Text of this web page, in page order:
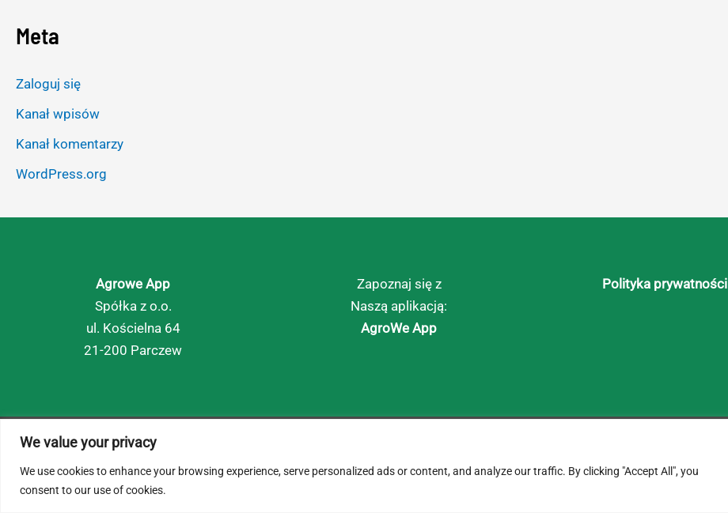
We value your privacy
We use cookies to enhance your browsing experience, serve personalized ads or content, and analyze our traffic. By clicking "Accept All", you
consent to our use of cookies.
Meta
Zaloguj się
Kanał wpisów
Kanał komentarzy
WordPress.org
Agrowe App
Spółka z o.o.
ul. Kościelna 64
21-200 Parczew
Zapoznaj się z
Naszą aplikacją:
AgroWe App
Polityka prywatności
© 2026 AgroWe. Wszelkie prawa zastrzeżone.